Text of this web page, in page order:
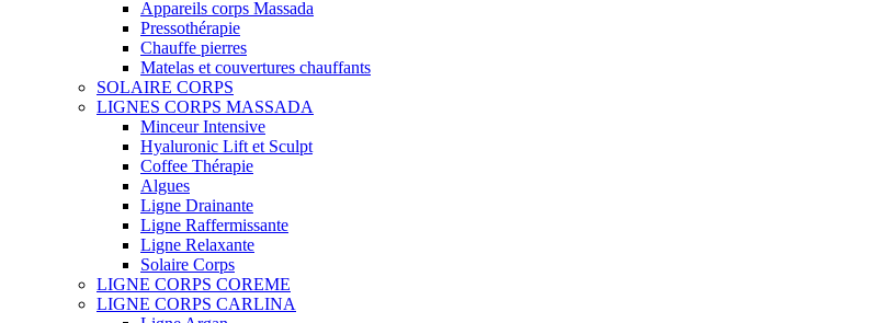
Appareils corps Massada
Pressothérapie
Chauffe pierres
Matelas et couvertures chauffants
SOLAIRE CORPS
LIGNES CORPS MASSADA
Minceur Intensive
Hyaluronic Lift et Sculpt
Coffee Thérapie
Algues
Ligne Drainante
Ligne Raffermissante
Ligne Relaxante
Solaire Corps
LIGNE CORPS COREME
LIGNE CORPS CARLINA